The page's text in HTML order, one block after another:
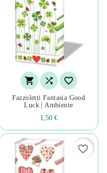
  
Fazzoletti Fantasia Good
Luck | Ambiente
1,50 €
favorite_border